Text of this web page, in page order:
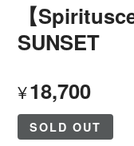
【
SUNSET
¥18,700
SOLD OUT